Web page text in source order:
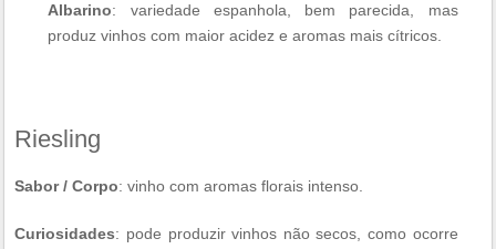
Albarino: variedade espanhola, bem parecida, mas
produz vinhos com maior acidez e aromas mais cítricos.
Riesling
Sabor / Corpo: vinho com aromas florais intenso.
Curiosidades: pode produzir vinhos não secos, como ocorre